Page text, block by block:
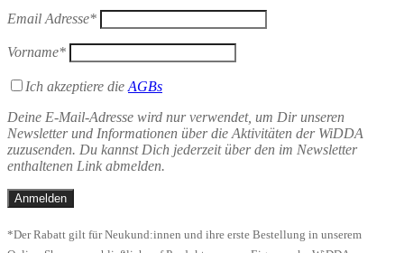
Email Adresse*
Vorname*
Ich akzeptiere die AGBs
Deine E-Mail-Adresse wird nur verwendet, um Dir unseren
Newsletter und Informationen über die Aktivitäten der WiDDA
zuzusenden. Du kannst Dich jederzeit über den im Newsletter
enthaltenen Link abmelden.
*Der Rabatt gilt für Neukund:innen und ihre erste Bestellung in unserem